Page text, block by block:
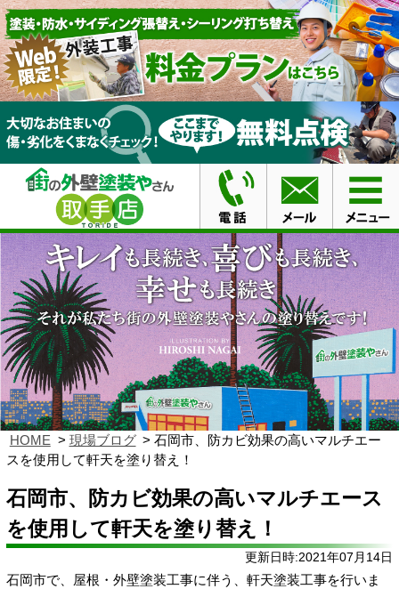
HOME 現場ブログ
石岡市、防カビ効果の高いマルチエー
スを使用して軒天を塗り替え！
石岡市、防カビ効果の高いマルチエース
を使用して軒天を塗り替え！
更新日時:2021年07月14日
石岡市で、屋根・外壁塗装工事に伴う、軒天塗装工事を行いま